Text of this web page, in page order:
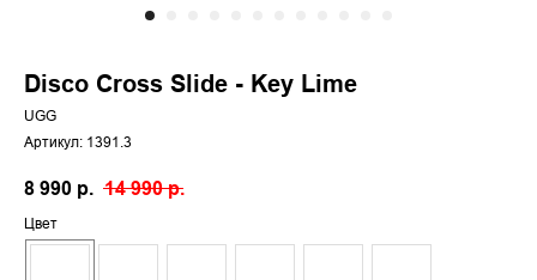
Disco Cross Slide - Key Lime
UGG
Артикул: 1391.3
8 990 р. 14 990 р.
Цвет